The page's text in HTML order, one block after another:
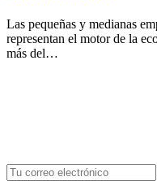
Las pequeñas y medianas
representan el motor de la
más del…